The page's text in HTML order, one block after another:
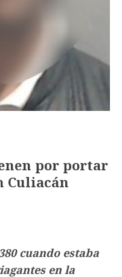
por portar
Culiacán
cuando estaba
en la